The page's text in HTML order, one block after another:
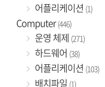
어플리케이션 (1)
Computer(446)
운영 체제 (271)
하드웨어 (38)
어플리케이션 (103)
배치파일 (1)